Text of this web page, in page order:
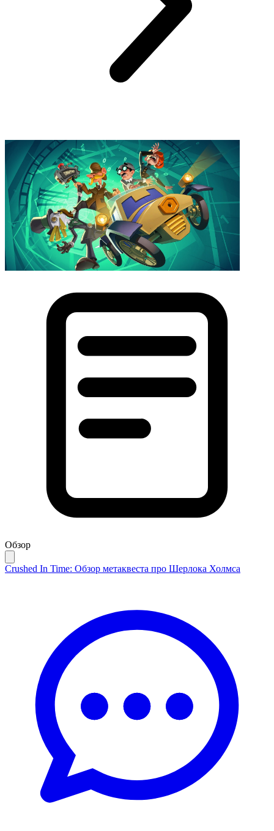
Обзор
Crushed In Time: Обзор метаквеста про Шерлока Холмса